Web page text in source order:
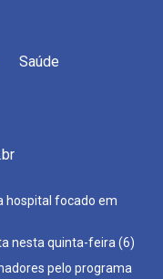
Saúde
hospital focado em
nesta quinta-feira (6)
pelo programa